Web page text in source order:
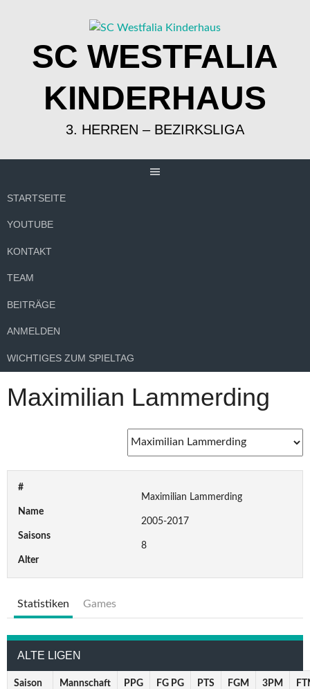
SC WESTFALIA
KINDERHAUS
3. HERREN – BEZIRKSLIGA
STARTSEITE
YOUTUBE
KONTAKT
TEAM
BEITRÄGE
ANMELDEN
WICHTIGES ZUM SPIELTAG
Maximilian Lammerding
#
Name
Maximilian Lammerding
Saisons
2005-2017
Alter
8
Statistiken Games
ALTE LIGEN
Saison Mannschaft PPG FG PG PTS FGM 3PM